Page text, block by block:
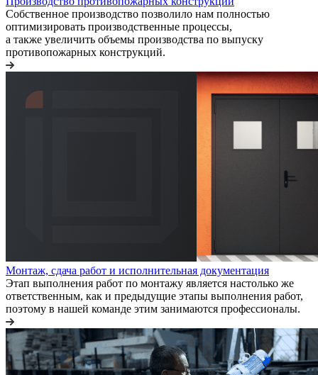
Собственное производство позволило нам полностью
оптимизировать производственные процессы,
а также увеличить объемы производства по выпуску
противопожарных конструкций.
Монтаж, сдача работ и исполнительная документация
Этап выполнения работ по монтажу является настолько же
ответственным, как и предыдущие этапы выполнения работ,
поэтому в нашей команде этим занимаются профессионалы.